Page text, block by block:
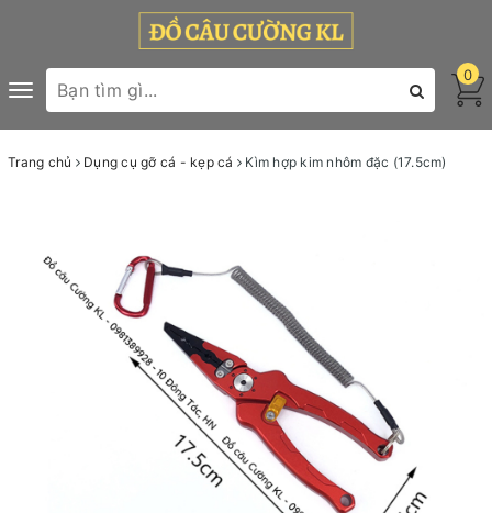
Toggle
navigation
0
Trang chủ Dụng cụ gỡ cá - kẹp cá Kìm hợp kim nhôm đặc (17.5cm)